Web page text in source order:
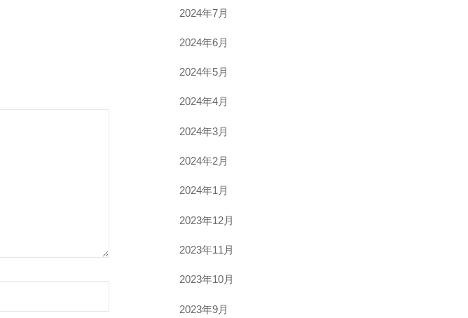
2024年7月
2024年6月
2024年5月
2024年4月
2024年3月
2024年2月
2024年1月
2023年12月
2023年11月
2023年10月
2023年9月